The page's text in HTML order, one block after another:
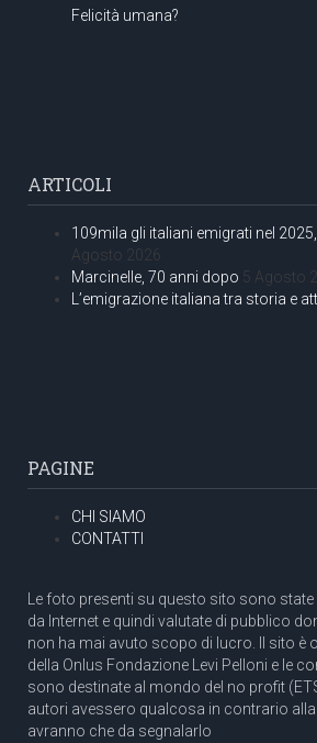
Felicità umana?
ARTICOLI
109mila gli italiani emigrati nel
Agosto 2026
Marcinelle, 70 anni dopo 5 Agosto
L’emigrazione italiana tra storia e
PAGINE
CHI SIAMO
CONTATTI
Le foto presenti su questo sito sono
da Internet e quindi valutate di pubblico
non ha mai avuto scopo di lucro. Il sito è
della Onlus Fondazione Levi Pelloni e le
sono destinate al mondo del no profit
autori avessero qualcosa in contrario
avranno che da segnalarlo